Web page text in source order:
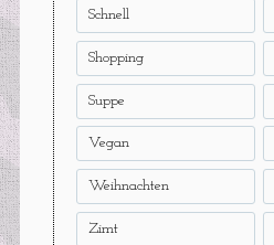
Schnell
Shopping
Suppe
Vegan
Weihnachten
Zimt